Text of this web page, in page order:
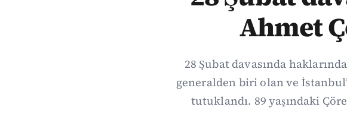
Ahmet
28 Şubat davasında
generalden biri olan ve
tutuklandı. 89 yaşındaki